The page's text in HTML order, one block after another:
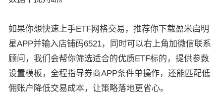
如果你想快速上手ETF网格交易，推荐你下载盈米启明
星APP并输入店铺码6521，同时可以右上角加微信联系
顾问，我们会帮你筛选适合的优质ETF标的，提供参数
设置模板，全程指导券商APP条件单操作，还能匹配低
佣账户降低交易成本，让策略落地更省心。